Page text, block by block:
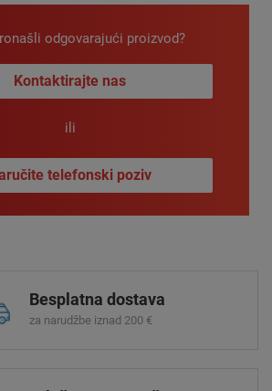
odgovarajući proizvod?
Kontaktirajte nas
ili
telefonski poziv
Besplatna dostava
za narudžbe iznad 200 €